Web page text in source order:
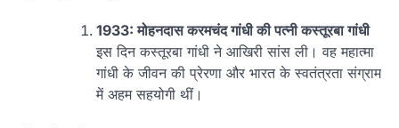
1933: मोहनदास करमचंद गांधी की पत्नी कस्तूरबा गांधी
इस दिन कस्तूरबा गांधी ने आखिरी सांस ली। वह महात्मा
गांधी के जीवन की प्रेरणा और भारत के स्वतंत्रता संग्राम
में अहम सहयोगी थीं।